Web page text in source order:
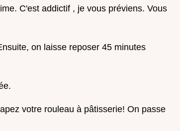
C'est addictif , je vous préviens. Vous
on laisse reposer 45 minutes
votre rouleau à pâtisserie! On passe